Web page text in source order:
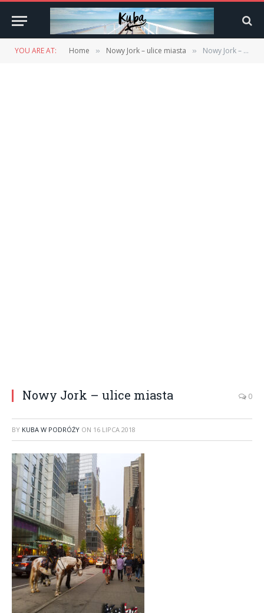
YOU ARE AT: Home » Nowy Jork – ulice miasta » Nowy Jork – ulice miasta
Nowy Jork – ulice miasta 0
BY KUBA W PODRÓŻY ON 16 LIPCA 2018